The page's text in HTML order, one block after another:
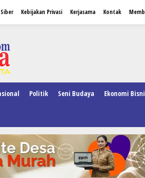
Kebijakan Privasi Kerjasama Kontak
Politik Seni Budaya Ekonomi